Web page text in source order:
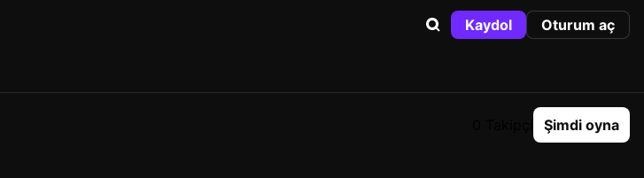
Kaydol Oturum aç
Şimdi oyna